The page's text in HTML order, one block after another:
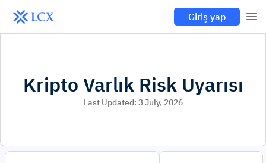
Giriş yap
Kripto Varlık Risk Uyarısı
Last Updated: 3 July, 2026